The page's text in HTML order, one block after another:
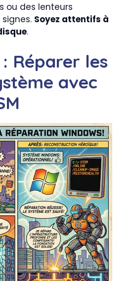
ou des lenteurs
Soyez attentifs à
.
Réparer les
avec